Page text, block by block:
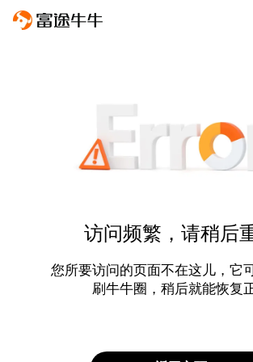
访问频繁，请稍后
您所要访问的页面不在这儿，它
刷牛牛圈，稍后就能恢复